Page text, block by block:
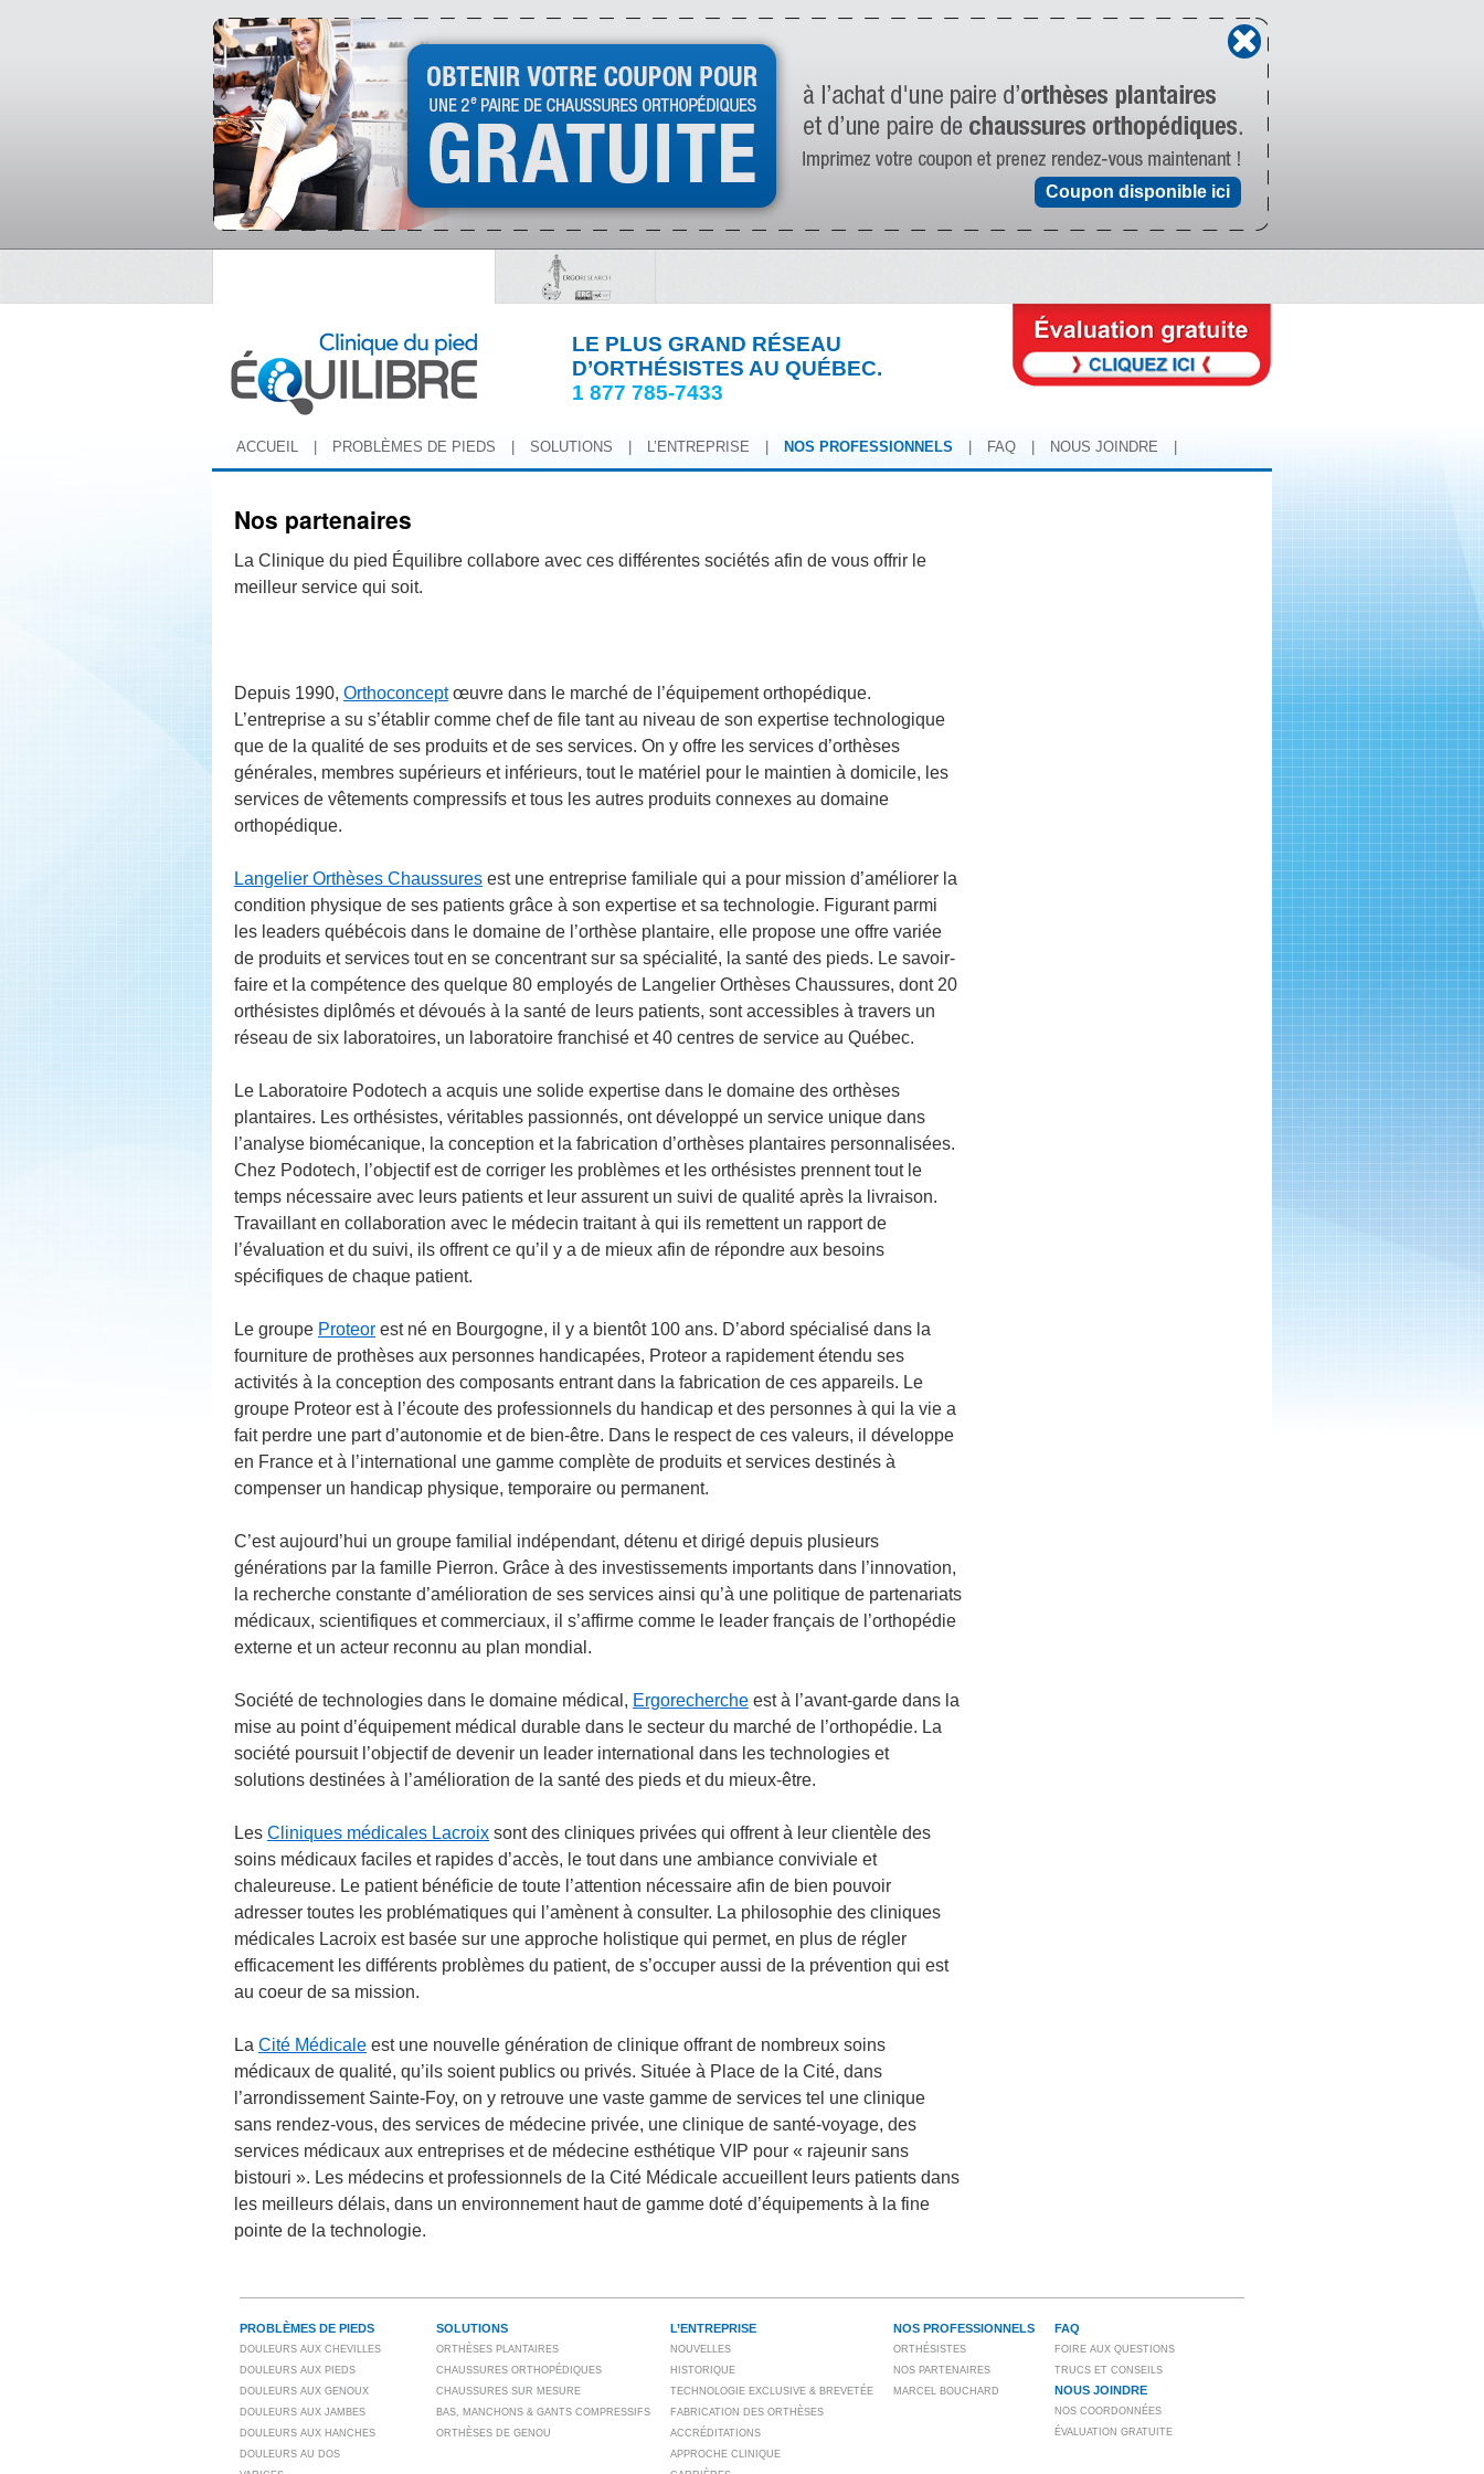
Coupon disponible ici
LE PLUS GRAND RÉSEAU
D’ORTHÉSISTES AU QUÉBEC.
1 877 785-7433
ACCUEIL PROBLÈMES DE PIEDS SOLUTIONS L’ENTREPRISE NOS PROFESSIONNELS FAQ NOUS JOINDRE
Nos partenaires
La Clinique du pied Équilibre collabore avec ces différentes sociétés afin de vous offrir le
meilleur service qui soit.
Depuis 1990, Orthoconceptœuvre dans le marché de l’équipement orthopédique.
L’entreprise a su s’établir comme chef de file tant au niveau de son expertise technologique
que de la qualité de ses produits et de ses services. On y offre les services d’orthèses
générales, membres supérieurs et inférieurs, tout le matériel pour le maintien à domicile, les
services de vêtements compressifs et tous les autres produits connexes au domaine
orthopédique.
Langelier Orthèses Chaussures est une entreprise familiale qui a pour mission d’améliorer la
condition physique de ses patients grâce à son expertise et sa technologie. Figurant parmi
les leaders québécois dans le domaine de l’orthèse plantaire, elle propose une offre variée
de produits et services tout en se concentrant sur sa spécialité, la santé des pieds. Le savoir-
faire et la compétence des quelque 80 employés de Langelier Orthèses Chaussures, dont 20
orthésistes diplômés et dévoués à la santé de leurs patients, sont accessibles à travers un
réseau de six laboratoires, un laboratoire franchisé et 40 centres de service au Québec.
Le Laboratoire Podotech a acquis une solide expertise dans le domaine des orthèses
plantaires. Les orthésistes, véritables passionnés, ont développé un service unique dans
l’analyse biomécanique, la conception et la fabrication d’orthèses plantaires personnalisées.
Chez Podotech, l’objectif est de corriger les problèmes et les orthésistes prennent tout le
temps nécessaire avec leurs patients et leur assurent un suivi de qualité après la livraison.
Travaillant en collaboration avec le médecin traitant à qui ils remettent un rapport de
l’évaluation et du suivi, ils offrent ce qu’il y a de mieux afin de répondre aux besoins
spécifiques de chaque patient.
Le groupe Proteor est né en Bourgogne, il y a bientôt 100 ans. D’abord spécialisé dans la
fourniture de prothèses aux personnes handicapées, Proteor a rapidement étendu ses
activités à la conception des composants entrant dans la fabrication de ces appareils. Le
groupe Proteor est à l’écoute des professionnels du handicap et des personnes à qui la vie a
fait perdre une part d’autonomie et de bien-être. Dans le respect de ces valeurs, il développe
en France et à l’international une gamme complète de produits et services destinés à
compenser un handicap physique, temporaire ou permanent.
C’est aujourd’hui un groupe familial indépendant, détenu et dirigé depuis plusieurs
générations par la famille Pierron. Grâce à des investissements importants dans l’innovation,
la recherche constante d’amélioration de ses services ainsi qu’à une politique de partenariats
médicaux, scientifiques et commerciaux, il s’affirme comme le leader français de l’orthopédie
externe et un acteur reconnu au plan mondial.
Société de technologies dans le domaine médical, Ergorecherche est à l’avant-garde dans la
mise au point d’équipement médical durable dans le secteur du marché de l’orthopédie. La
société poursuit l’objectif de devenir un leader international dans les technologies et
solutions destinées à l’amélioration de la santé des pieds et du mieux-être.
Les Cliniques médicales Lacroix sont des cliniques privées qui offrent à leur clientèle des
soins médicaux faciles et rapides d’accès, le tout dans une ambiance conviviale et
chaleureuse. Le patient bénéficie de toute l’attention nécessaire afin de bien pouvoir
adresser toutes les problématiques qui l’amènent à consulter. La philosophie des cliniques
médicales Lacroix est basée sur une approche holistique qui permet, en plus de régler
efficacement les différents problèmes du patient, de s’occuper aussi de la prévention qui est
au coeur de sa mission.
La Cité Médicale est une nouvelle génération de clinique offrant de nombreux soins
médicaux de qualité, qu’ils soient publics ou privés. Située à Place de la Cité, dans
l’arrondissement Sainte-Foy, on y retrouve une vaste gamme de services tel une clinique
sans rendez-vous, des services de médecine privée, une clinique de santé-voyage, des
services médicaux aux entreprises et de médecine esthétique VIP pour « rajeunir sans
bistouri ». Les médecins et professionnels de la Cité Médicale accueillent leurs patients dans
les meilleurs délais, dans un environnement haut de gamme doté d’équipements à la fine
pointe de la technologie.
PROBLÈMES DE PIEDS
DOULEURS AUX CHEVILLES
DOULEURS AUX PIEDS
DOULEURS AUX GENOUX
DOULEURS AUX JAMBES
DOULEURS AUX HANCHES
DOULEURS AU DOS
SOLUTIONS
ORTHÈSES PLANTAIRES
CHAUSSURES ORTHOPÉDIQUES
CHAUSSURES SUR MESURE
BAS, MANCHONS & GANTS COMPRESSIFS
ORTHÈSES DE GENOU
L’ENTREPRISE
NOUVELLES
HISTORIQUE
TECHNOLOGIE EXCLUSIVE & BREVETÉE
FABRICATION DES ORTHÈSES
ACCRÉDITATIONS
APPROCHE CLINIQUE
NOS PROFESSIONNELS
ORTHÉSISTES
NOS PARTENAIRES
MARCEL BOUCHARD
FAQ
FOIRE AUX QUESTIONS
TRUCS ET CONSEILS
NOUS JOINDRE
NOS COORDONNÉES
ÉVALUATION GRATUITE